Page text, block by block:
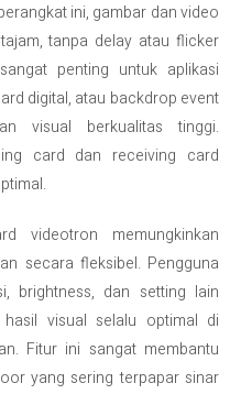
ini, gambar dan video
tanpa delay atau flicker
penting untuk aplikasi
digital, atau backdrop event
visual berkualitas tinggi.
card dan receiving card
videotron memungkinkan
secara fleksibel. Pengguna
brightness, dan setting lain
hasil visual selalu optimal di
Fitur ini sangat membantu
yang sering terpapar sinar